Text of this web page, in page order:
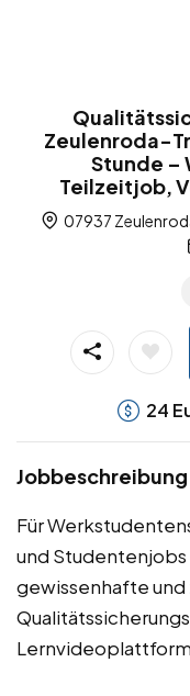
Zeulenroda-
Stunde –
Teilzeitjob,
07937
24
Jobbeschreibung
Für
und
gewissenhafte und